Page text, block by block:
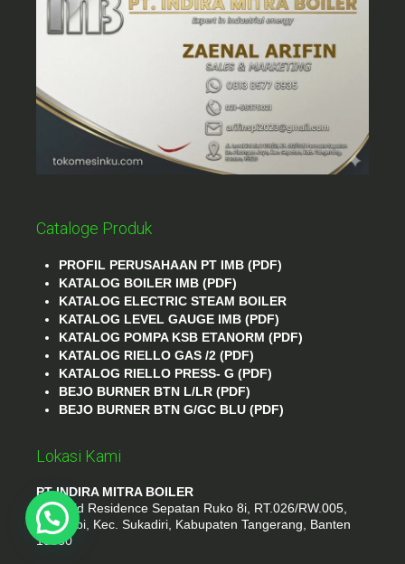
Cataloge Produk
PROFIL PERUSAHAAN PT IMB (PDF)
KATALOG BOILER IMB (PDF)
KATALOG ELECTRIC STEAM BOILER
KATALOG LEVEL GAUGE IMB (PDF)
KATALOG POMPA KSB ETANORM (PDF)
KATALOG RIELLO GAS /2 (PDF)
KATALOG RIELLO PRESS- G (PDF)
BEJO BURNER BTN L/LR (PDF)
BEJO BURNER BTN G/GC BLU (PDF)
Lokasi Kami
PT INDIRA MITRA BOILER
Emerald Residence Sepatan Ruko 8i, RT.026/RW.005,
Kosambi, Kec. Sukadiri, Kabupaten Tangerang, Banten
15530